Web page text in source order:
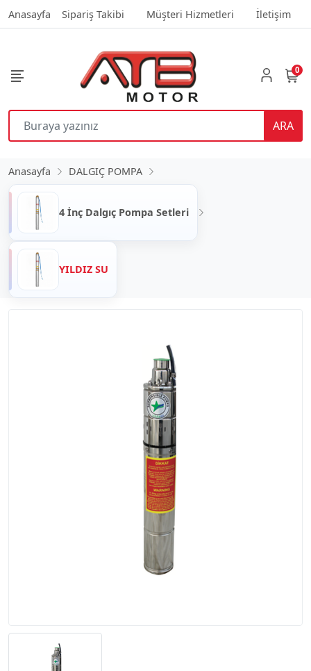
Anasayfa Sipariş Takibi Müşteri Hizmetleri İletişim
ARA
0
Anasayfa DALGIÇ POMPA
4 İnç Dalgıç Pompa Setleri
YILDIZ SU